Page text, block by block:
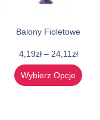
Balony Fioletowe
4,19zł – 24,11zł
Wybierz Opcje